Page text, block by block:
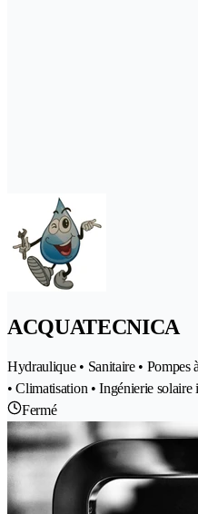
ACQUATECNICA
Hydraulique • Sanitaire • Pompes
• Climatisation • Ingénierie
Fermé